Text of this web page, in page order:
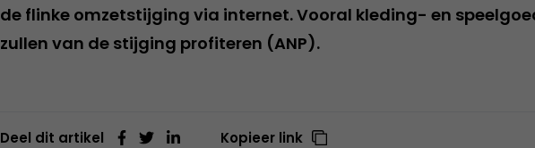
de flinke omzetstijging via internet. Vooral kleding- en
zullen van de stijging profiteren (ANP).
Deel dit artikel Kopieer link